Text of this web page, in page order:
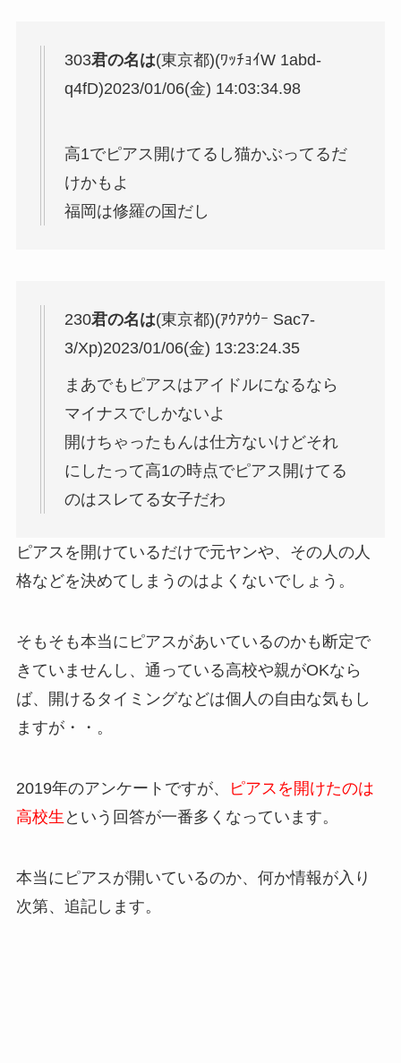
303君の名は(東京都)(ﾜｯﾁｮｲW 1abd-
q4fD)2023/01/06(金) 14:03:34.98
高1でピアス開けてるし猫かぶってるだ
けかもよ
福岡は修羅の国だし
230君の名は(東京都)(ｱｳｱｳｳｰ Sac7-
3/Xp)2023/01/06(金) 13:23:24.35
まあでもピアスはアイドルになるなら
マイナスでしかないよ
開けちゃったもんは仕方ないけどそれ
にしたって高1の時点でピアス開けてる
のはスレてる女子だわ
ピアスを開けているだけで元ヤンや、その人の人
格などを決めてしまうのはよくないでしょう。
そもそも本当にピアスがあいているのかも断定で
きていませんし、通っている高校や親がOKなら
ば、開けるタイミングなどは個人の自由な気もし
ますが・・。
2019年のアンケートですが、
ピアスを開けたのは
高校生 という回答が一番多くなっています。
本当にピアスが開いているのか、何か情報が入り
次第、追記します。